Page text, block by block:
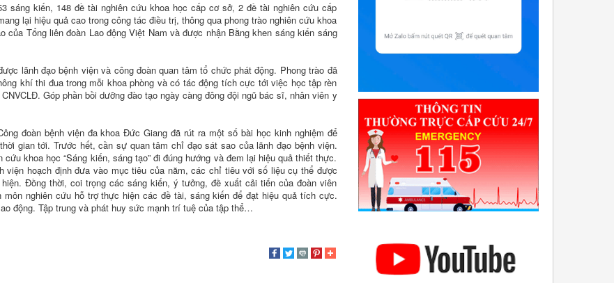
sáng kiến, 148 đề tài nghiên cứu khoa học cấp cơ sở, 2 đề tài nghiên cứu cấp
lại hiệu quả cao trong công tác điều trị, thông qua phong trào nghiên cứu khoa
của Tổng liên đoàn Lao động Việt Nam và được nhận Bằng khen sáng kiến sáng
lãnh đạo bệnh viện và công đoàn quan tâm tổ chức phát động. Phong trào đã
khí thi đua trong mỗi khoa phòng và có tác động tích cực tới việc học tập rèn
Góp phần bồi dưỡng đào tạo ngày càng đông đội ngũ bác sĩ, nhân viên y
đoàn bệnh viện đa khoa Đức Giang đã rút ra một số bài học kinh nghiệm để
gian tới. Trước hết, cần sự quan tâm chỉ đạo sát sao của lãnh đạo bệnh viện.
khoa học “Sáng kiến, sáng tạo” đi đúng hướng và đem lại hiệu quả thiết thực.
hoạch định đưa vào mục tiêu của năm, các chỉ tiêu với số liệu cụ thể được
Đồng thời, coi trọng các sáng kiến, ý tưởng, đề xuất cải tiến của đoàn viên
nghiên cứu hỗ trợ thực hiện các đề tài, sáng kiến để đạt hiệu quả tích cực.
động. Tập trung và phát huy sức mạnh trí tuệ của tập thể…